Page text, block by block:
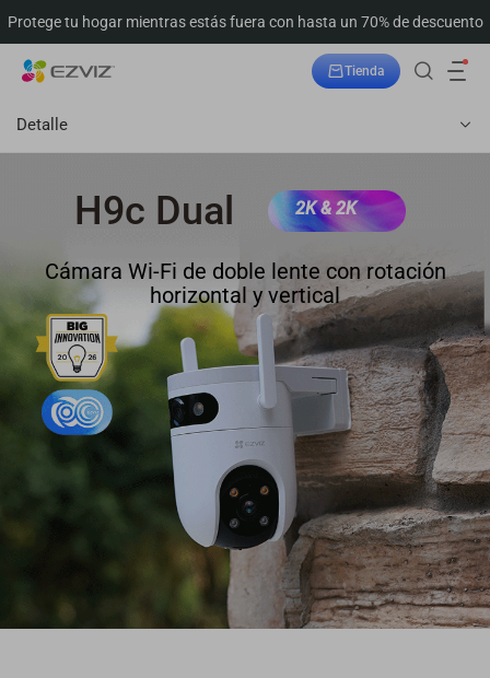
Protege tu hogar mientras estás fuera con hasta un 70% de descuento
Tienda
Detalle
H9c Dual 2K & 2K
Cámara Wi-Fi de doble lente con rotación
horizontal y vertical